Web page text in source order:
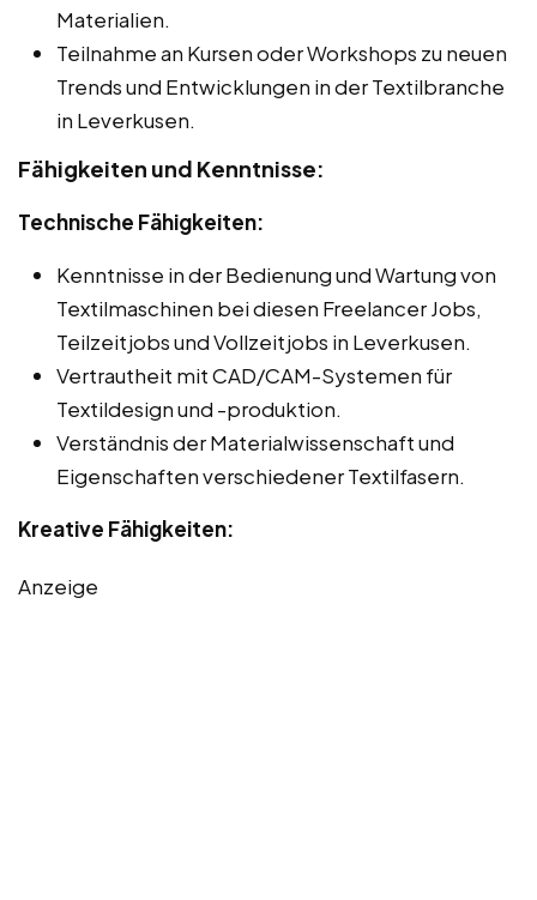
Materialien.
Teilnahme an Kursen oder Workshops zu neuen
Trends und Entwicklungen in der Textilbranche
in Leverkusen.
Fähigkeiten und Kenntnisse:
Technische Fähigkeiten:
Kenntnisse in der Bedienung und Wartung von
Textilmaschinen bei diesen Freelancer Jobs,
Teilzeitjobs und Vollzeitjobs in Leverkusen.
Vertrautheit mit CAD/CAM-Systemen für
Textildesign und -produktion.
Verständnis der Materialwissenschaft und
Eigenschaften verschiedener Textilfasern.
Kreative Fähigkeiten:
Anzeige